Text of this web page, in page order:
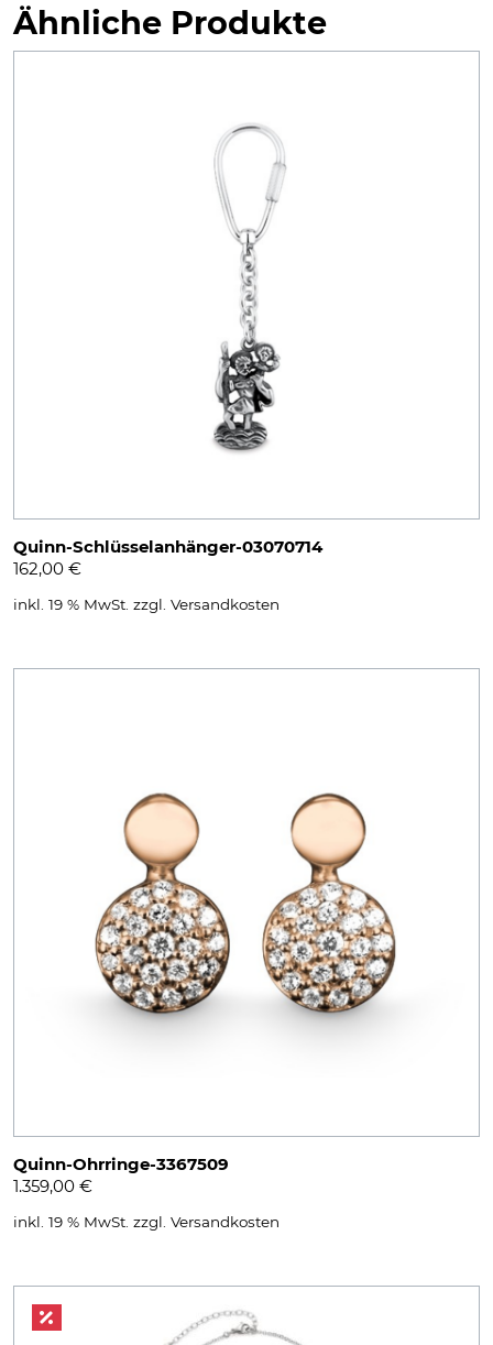
Ähnliche Produkte
Quinn-Schlüsselanhänger-03070714
162,00 €
inkl. 19 % MwSt. zzgl. Versandkosten
Quinn-Ohrringe-3367509
1.359,00 €
inkl. 19 % MwSt. zzgl. Versandkosten